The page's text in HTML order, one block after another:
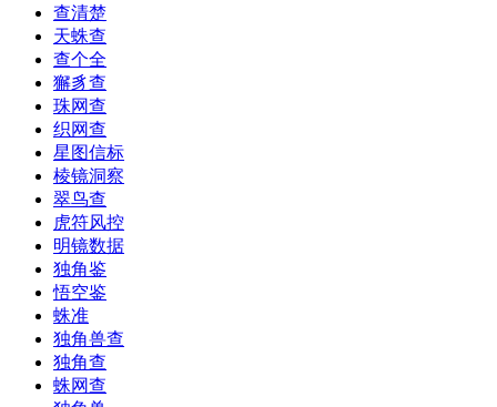
查清楚
天蛛查
查个全
獬豸查
珠网查
织网查
星图信标
棱镜洞察
翠鸟查
虎符风控
明镜数据
独角鉴
悟空鉴
蛛准
独角兽查
独角查
蛛网查